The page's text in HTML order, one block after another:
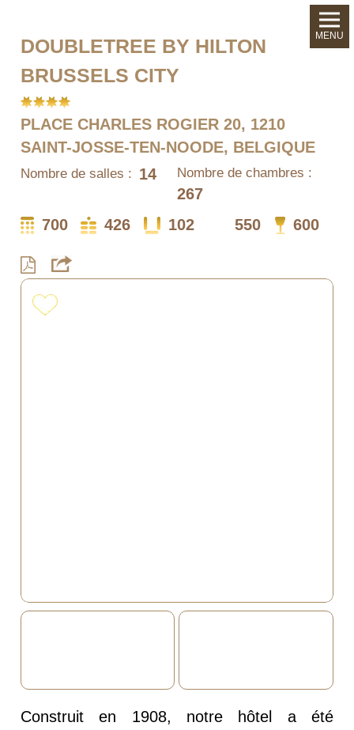
DOUBLETREE BY HILTON
BRUSSELS CITY
PLACE CHARLES ROGIER 20, 1210
SAINT-JOSSE-TEN-NOODE, BELGIQUE
Nombre de salles : 14 Nombre de chambres :
267
700
426 102 550 600
Construit en 1908, notre hôtel a été
MENU